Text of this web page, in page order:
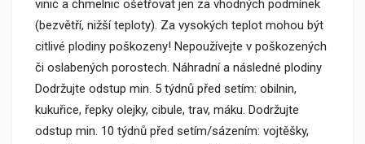
vinic a chmelnic ošetřovat jen za vhodných podmínek
(bezvětří, nižší teploty). Za vysokých teplot mohou být
citlivé plodiny poškozeny! Nepoužívejte v poškozených
či oslabených porostech. Náhradní a následné plodiny
Dodržujte odstup min. 5 týdnů před setím: obilnin,
kukuřice, řepky olejky, cibule, trav, máku. Dodržujte
odstup min. 10 týdnů před setím/sázením: vojtěšky,